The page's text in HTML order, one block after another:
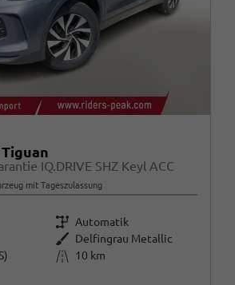
IQ.DRIVE SHZ Keyl ACC
mit Tageszulassung
Getriebe Automatik
Außenfarbe
Delfingrau Metallic
Kilometerstand
10 km